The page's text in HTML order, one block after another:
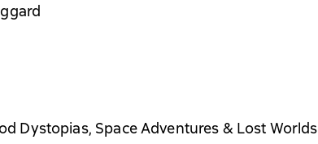
Dystopias, Space Adventures & Lost Worlds